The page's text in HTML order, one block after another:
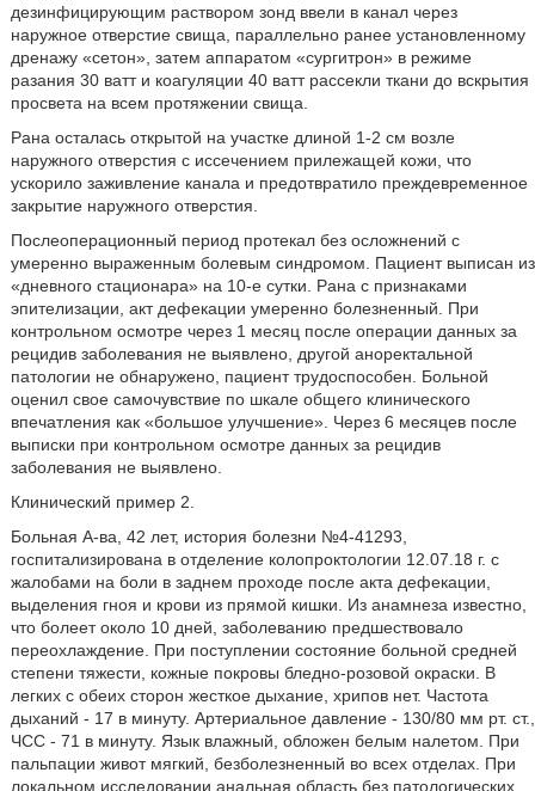
дезинфицирующим раствором зонд ввели в канал через
наружное отверстие свища, параллельно ранее установленному
дренажу «сетон», затем аппаратом «сургитрон» в режиме
разания 30 ватт и коагуляции 40 ватт рассекли ткани до вскрытия
просвета на всем протяжении свища.
Рана осталась открытой на участке длиной 1-2 см возле
наружного отверстия с иссечением прилежащей кожи, что
ускорило заживление канала и предотвратило преждевременное
закрытие наружного отверстия.
Послеоперационный период протекал без осложнений с
умеренно выраженным болевым синдромом. Пациент выписан из
«дневного стационара» на 10-е сутки. Рана с признаками
эпителизации, акт дефекации умеренно болезненный. При
контрольном осмотре через 1 месяц после операции данных за
рецидив заболевания не выявлено, другой аноректальной
патологии не обнаружено, пациент трудоспособен. Больной
оценил свое самочувствие по шкале общего клинического
впечатления как «большое улучшение». Через 6 месяцев после
выписки при контрольном осмотре данных за рецидив
заболевания не выявлено.
Клинический пример 2.
Больная А-ва, 42 лет, история болезни №4-41293,
госпитализирована в отделение колопроктологии 12.07.18 г. с
жалобами на боли в заднем проходе после акта дефекации,
выделения гноя и крови из прямой кишки. Из анамнеза известно,
что болеет около 10 дней, заболеванию предшествовало
переохлаждение. При поступлении состояние больной средней
степени тяжести, кожные покровы бледно-розовой окраски. В
легких с обеих сторон жесткое дыхание, хрипов нет. Частота
дыханий - 17 в минуту. Артериальное давление - 130/80 мм рт. ст.,
ЧСС - 71 в минуту. Язык влажный, обложен белым налетом. При
пальпации живот мягкий, безболезненный во всех отделах. При
локальном исследовании анальная область без патологических